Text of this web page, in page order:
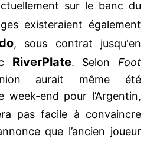
sur le banc du
existeraient également
, sous contrat jusqu'en
RiverPlate. Selon Foot
aurait même été
week-end pour l’Argentin,
pas facile à convaincre
que l’ancien joueur